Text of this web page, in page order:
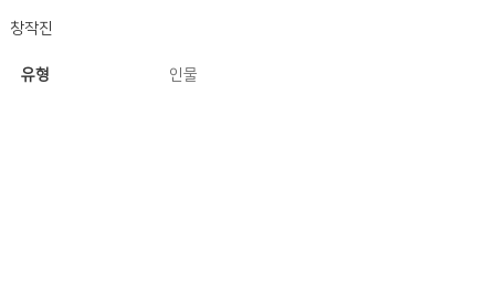
창작진
유형 인물